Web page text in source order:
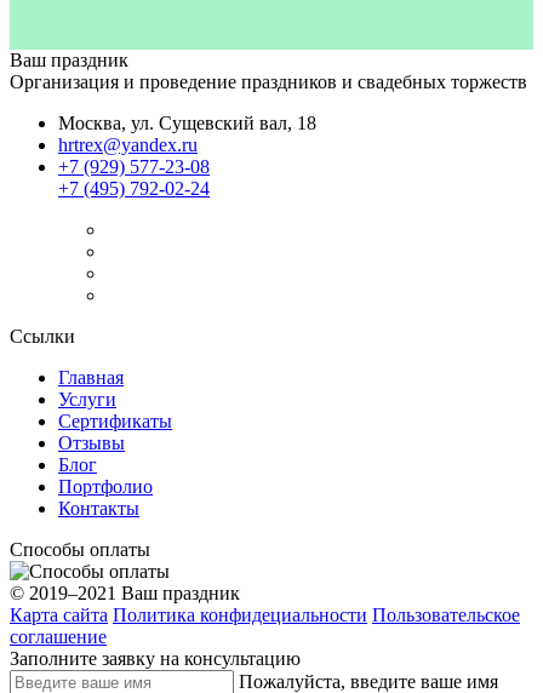
Ваш праздник
Организация и проведение праздников и свадебных торжеств
Москва, ул. Сущевский вал, 18
hrtrex@yandex.ru
+7 (929) 577-23-08
+7 (495) 792-02-24
Ссылки
Главная
Услуги
Сертификаты
Отзывы
Блог
Портфолио
Контакты
Способы оплаты
© 2019–2021 Ваш праздник
Карта сайта Политика конфидециальности Пользовательское
соглашение
Заполните заявку на консультацию
Пожалуйста, введите ваше имя